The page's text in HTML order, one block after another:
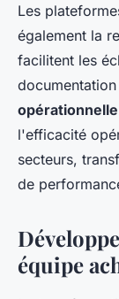
Les
également la
facilitent les
opérationnelle
l'efficacité
secteurs,
de
équipe